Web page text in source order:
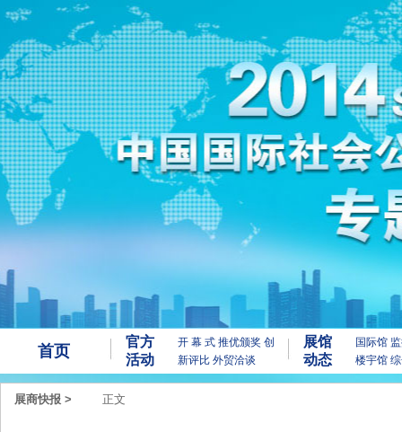
首页
官方
活动
开 幕 式 推优颁奖 创
新评比 外贸洽谈
展馆
动态
国际馆
楼宇馆
展商快报 > 正文